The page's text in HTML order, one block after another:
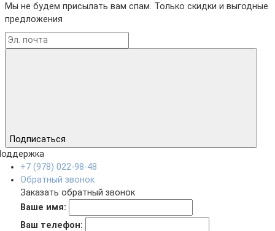
Мы не будем присылать вам спам. Только скидки и выгодные
предложения
Подписаться
+7 (978) 022-98-48
Обратный звонок
Заказать обратный звонок
Ваше имя:
Ваш телефон: